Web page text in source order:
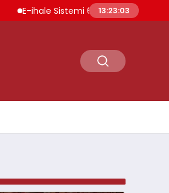
E-ihale Sistemi 6 Ayda 2.7 Milyar Lira Gelir
13:23:04